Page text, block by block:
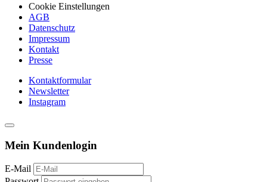
Cookie Einstellungen
AGB
Datenschutz
Impressum
Kontakt
Presse
Kontaktformular
Newsletter
Instagram
Mein Kundenlogin
E-Mail